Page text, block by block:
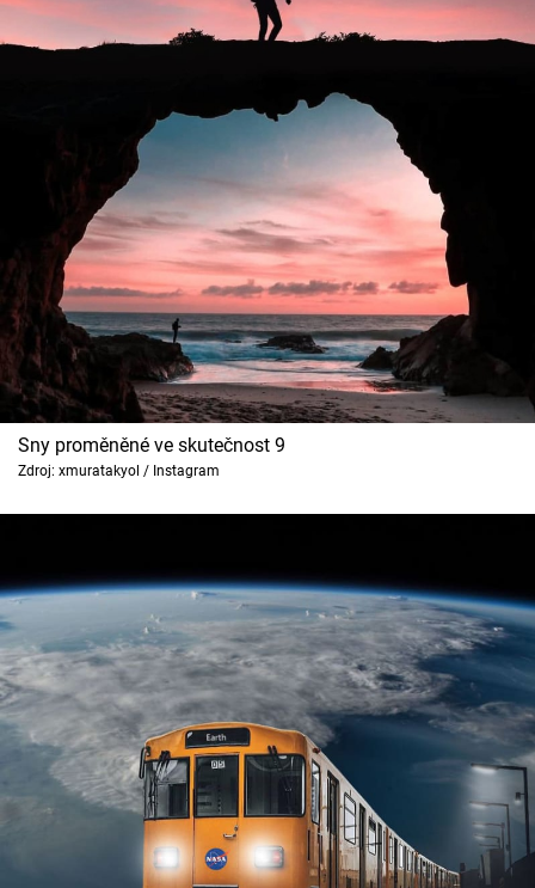
Sny proměněné ve skutečnost 9
Zdroj: xmuratakyol / Instagram